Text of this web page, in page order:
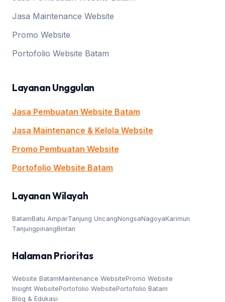
Jasa Maintenance Website
Promo Website
Portofolio Website Batam
Layanan Unggulan
Jasa Pembuatan Website Batam
Jasa Maintenance & Kelola Website
Promo Pembuatan Website
Portofolio Website Batam
Layanan Wilayah
BatamBatu AmparTanjung UncangNongsaNagoyaKarimun
TanjungpinangBintan
Halaman Prioritas
Website BatamMaintenance WebsitePromo Website
Insight WebsitePortofolio WebsitePortofolio Batam
Blog & Edukasi